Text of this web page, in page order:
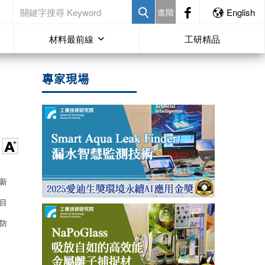
進階 English
材料最前線 工研精品
專家現場